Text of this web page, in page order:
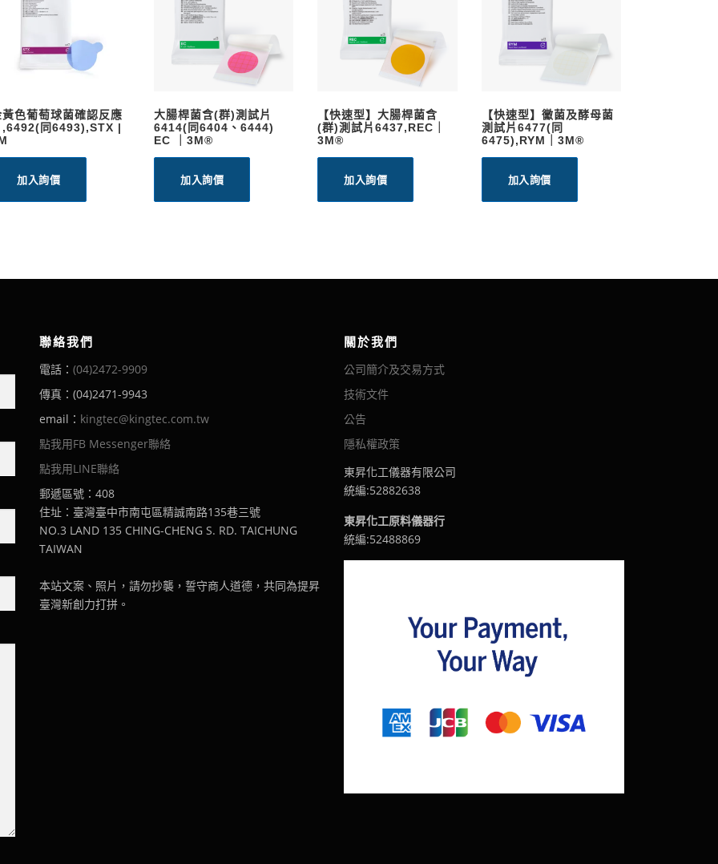
黃色葡萄球菌確認反應
,6492(同6493),STX |
加入詢價
大腸桿菌含(群)測試片
6414(同6404、6444)
EC ｜3M®
加入詢價
【快速型】大腸桿菌含
(群)測試片6437,REC｜
3M®
加入詢價
【快速型】黴菌及酵母菌
測試片6477(同
6475),RYM｜3M®
加入詢價
聯絡我們
電話： (04)2472-9909
傳真：(04)2471-9943
email： kingtec@kingtec.com.tw
點我用FB Messenger聯絡
點我用LINE聯絡
郵遞區號：408
住址：臺灣臺中市南屯區精誠南路135巷三號
NO.3 LAND 135 CHING-CHENG S. RD. TAICHUNG
TAIWAN
本站文案、照片，請勿抄襲，誓守商人道德，共同為提昇
臺灣新創力打拼。
關於我們
公司簡介及交易方式
技術文件
公告
隱私權政策
東昇化工儀器有限公司
統編:52882638
東昇化工原料儀器行
統編:52488869